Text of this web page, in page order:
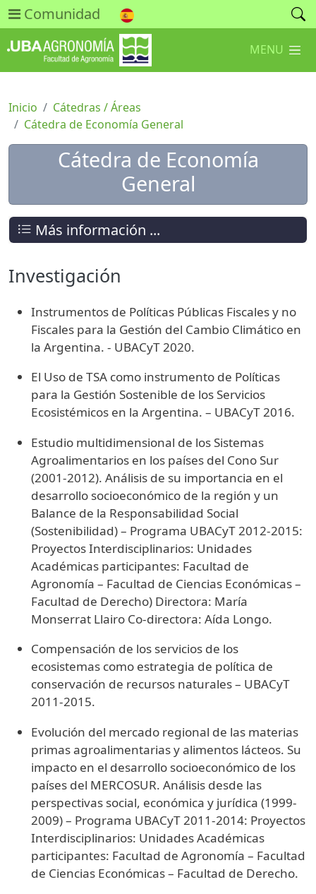
Comunidad
MENU
Inicio
Cátedras / Áreas
Cátedra de Economía General
Cátedra de Economía
General
Investigación
Instrumentos de Políticas Públicas Fiscales y no
Fiscales para la Gestión del Cambio Climático en
la Argentina. - UBACyT 2020.
El Uso de TSA como instrumento de Políticas
para la Gestión Sostenible de los Servicios
Ecosistémicos en la Argentina. – UBACyT 2016.
Estudio multidimensional de los Sistemas
Agroalimentarios en los países del Cono Sur
(2001-2012). Análisis de su importancia en el
desarrollo socioeconómico de la región y un
Balance de la Responsabilidad Social
(Sostenibilidad) – Programa UBACyT 2012-2015:
Proyectos Interdisciplinarios: Unidades
Académicas participantes: Facultad de
Agronomía – Facultad de Ciencias Económicas –
Facultad de Derecho) Directora: María
Monserrat Llairo Co-directora: Aída Longo.
Compensación de los servicios de los
ecosistemas como estrategia de política de
conservación de recursos naturales – UBACyT
2011-2015.
Evolución del mercado regional de las materias
primas agroalimentarias y alimentos lácteos. Su
impacto en el desarrollo socioeconómico de los
países del MERCOSUR. Análisis desde las
perspectivas social, económica y jurídica (1999-
2009) – Programa UBACyT 2011-2014: Proyectos
Interdisciplinarios: Unidades Académicas
participantes: Facultad de Agronomía – Facultad
de Ciencias Económicas – Facultad de Derecho.
Más información ...